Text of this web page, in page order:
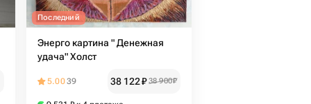
Последний
Энерго картина " Денежная
удача" Холст
5.0039 38 122₽ 38 900₽